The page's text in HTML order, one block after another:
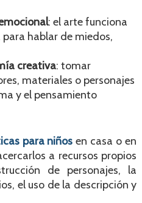
: el arte funciona
hablar de miedos,
creativa: tomar
materiales o personajes
y el pensamiento
para niños en casa o en
a recursos propios
de personajes, la
el uso de la descripción y